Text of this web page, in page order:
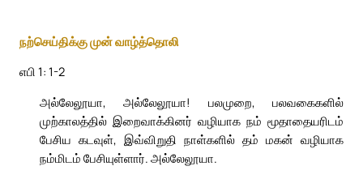
நற்செய்திக்கு முன் வாழ்த்தொலி
எபி 1: 1-2
அல்லேலூயா, அல்லேலூயா! பலமுறை, பலவகைகளில்
முற்காலத்தில் இறைவாக்கினர் வழியாக நம் மூதாதையரிடம்
பேசிய கடவுள், இவ்விறுதி நாள்களில் தம் மகன் வழியாக
நம்மிடம் பேசியுள்ளார். அல்லேலூயா.